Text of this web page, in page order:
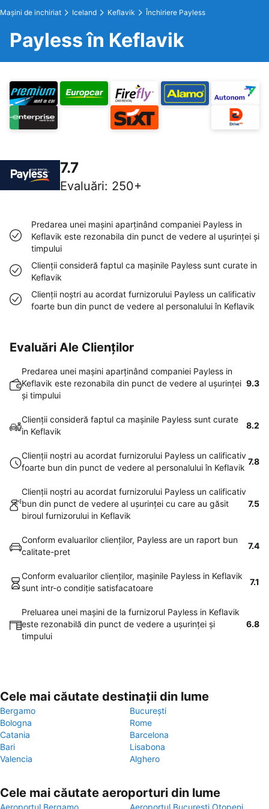
Maşini de inchiriat Iceland Keflavik Închiriere Payless
Payless în Keflavik
7.7
Evaluări: 250+
Predarea unei maşini aparţinând companiei Payless in
Keflavik este rezonabila din punct de vedere al uşurinţei şi
timpului
Clienţii consideră faptul ca maşinile Payless sunt curate in
Keflavik
Clienţii noştri au acordat furnizorului Payless un calificativ
foarte bun din punct de vedere al personalului în Keflavik
Evaluări Ale Clienților
Predarea unei maşini aparţinând companiei Payless in
Keflavik este rezonabila din punct de vedere al uşurinţei
şi timpului
9.3
Clienţii consideră faptul ca maşinile Payless sunt curate
in Keflavik
8.2
Clienţii noştri au acordat furnizorului Payless un calificativ
foarte bun din punct de vedere al personalului în Keflavik
7.8
Clienţii noştri au acordat furnizorului Payless un calificativ
bun din punct de vedere al uşurinţei cu care au găsit
biroul furnizorului in Keflavik
7.5
Conform evaluarilor clienţilor, Payless are un raport bun
calitate-pret
7.4
Conform evaluarilor clienţilor, maşinile Payless in Keflavik
sunt intr-o condiţie satisfacatoare
7.1
Preluarea unei maşini de la furnizorul Payless in Keflavik
este rezonabilă din punct de vedere a uşurinţei şi
timpului
6.8
Cele mai căutate destinații din lume
Bergamo
București
Bologna
Rome
Catania
Barcelona
Bari
Lisabona
Valencia
Alghero
Cele mai căutate aeroporturi din lume
Aeroportul Bergamo Aeroportul București Otopeni